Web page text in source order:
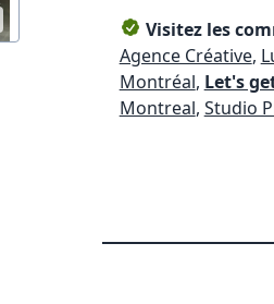
Visitez les
Agence Créative,
Montréal, Let's
Montreal, Studio